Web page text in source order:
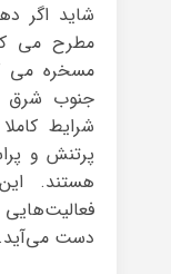
شاید اگر
مطرح می
مسخره می
جنوب شرق
شرایط
پرتنش و
هستند.
فعالیت‌هایی
دست می‌آید.